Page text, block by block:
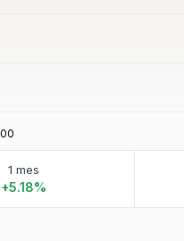
1 mes
+5.18%